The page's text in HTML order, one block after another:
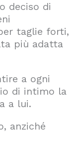
deciso di
taglie forti,
più adatta
a ogni
di intimo la
a lui.
anziché